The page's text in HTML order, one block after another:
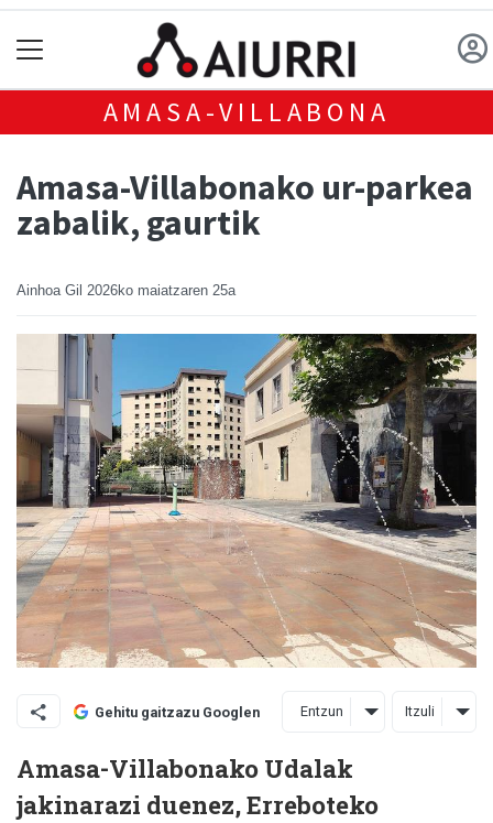
AMASA-VILLABONA
Amasa-Villabonako ur-parkea
zabalik, gaurtik
Ainhoa Gil 2026ko maiatzaren 25a
Gehitu gaitzazu Googlen Entzun Itzuli
Amasa-Villabonako Udalak
jakinarazi duenez, Erreboteko